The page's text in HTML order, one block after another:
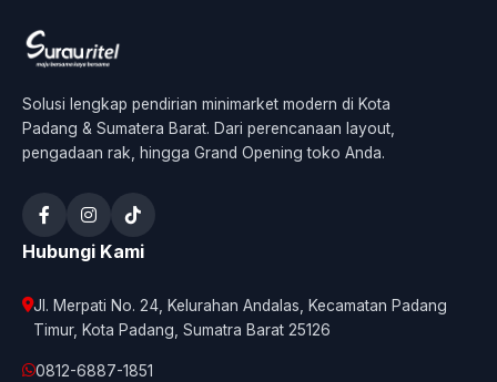
Solusi lengkap pendirian minimarket modern di Kota
Padang & Sumatera Barat. Dari perencanaan layout,
pengadaan rak, hingga Grand Opening toko Anda.
Hubungi Kami
Jl. Merpati No. 24, Kelurahan Andalas, Kecamatan Padang
Timur, Kota Padang, Sumatra Barat 25126
0812-6887-1851